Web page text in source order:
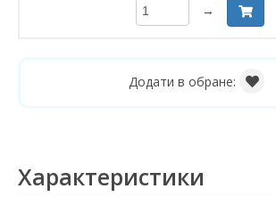
→
Додати в обране:
Характеристики